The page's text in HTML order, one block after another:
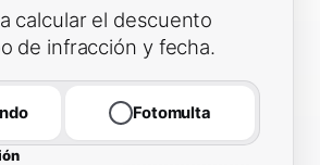
calcular el descuento
de infracción y fecha.
Fotomulta